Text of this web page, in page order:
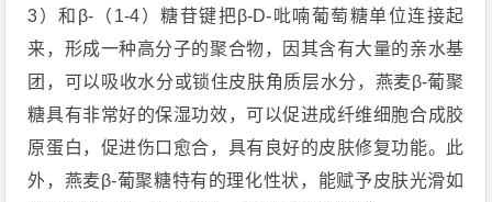
3）和β-（1-4）糖苷键把β-D-吡喃葡萄糖单位连接起
来，形成一种高分子的聚合物，因其含有大量的亲水基
团，可以吸收水分或锁住皮肤角质层水分，燕麦β-葡聚
糖具有非常好的保湿功效，可以促进成纤维细胞合成胶
原蛋白，促进伤口愈合，具有良好的皮肤修复功能。此
外，燕麦β-葡聚糖特有的理化性状，能赋予皮肤光滑如